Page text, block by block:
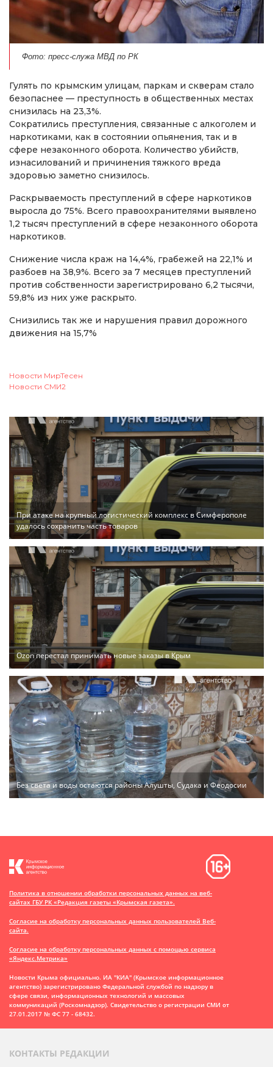
Фото: пресс-служа МВД по РК
Гулять по крымским улицам, паркам и скверам стало
безопаснее — преступность в общественных местах
снизилась на 23,3%.
Сократились преступления, связанные с алкоголем и
наркотиками, как в состоянии опьянения, так и в
сфере незаконного оборота. Количество убийств,
изнасилований и причинения тяжкого вреда
здоровью заметно снизилось.
Раскрываемость преступлений в сфере наркотиков
выросла до 75%. Всего правоохранителями выявлено
1,2 тысяч преступлений в сфере незаконного оборота
наркотиков.
Снижение числа краж на 14,4%, грабежей на 22,1% и
разбоев на 38,9%. Всего за 7 месяцев преступлений
против собственности зарегистрировано 6,2 тысячи,
59,8% из них уже раскрыто.
Снизились так же и нарушения правил дорожного
движения на 15,7%
Новости МирТесен
Новости СМИ2
При атаке на крупный логистический комплекс в Симферополе
удалось сохранить часть товаров
Ozon перестал принимать новые заказы в Крым
Без света и воды остаются районы Алушты, Судака и Феодосии
Политика в отношении обработки персональных данных на веб-
сайтах ГБУ РК «Редакция газеты «Крымская газета».
Согласие на обработку персональных данных пользователей Веб-
сайта.
Согласие на обработку персональных данных с помощью сервиса
«Яндекс.Метрика»
Новости Крыма официально. ИА "КИА" (Крымское информационное
агентство) зарегистрировано Федеральной службой по надзору в
сфере связи, информационных технологий и массовых
коммуникаций (Роскомнадзор). Свидетельство о регистрации СМИ от
27.01.2017 № ФС 77 - 68432.
КОНТАКТЫ РЕДАКЦИИ